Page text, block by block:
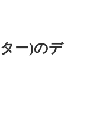
ー)のデ